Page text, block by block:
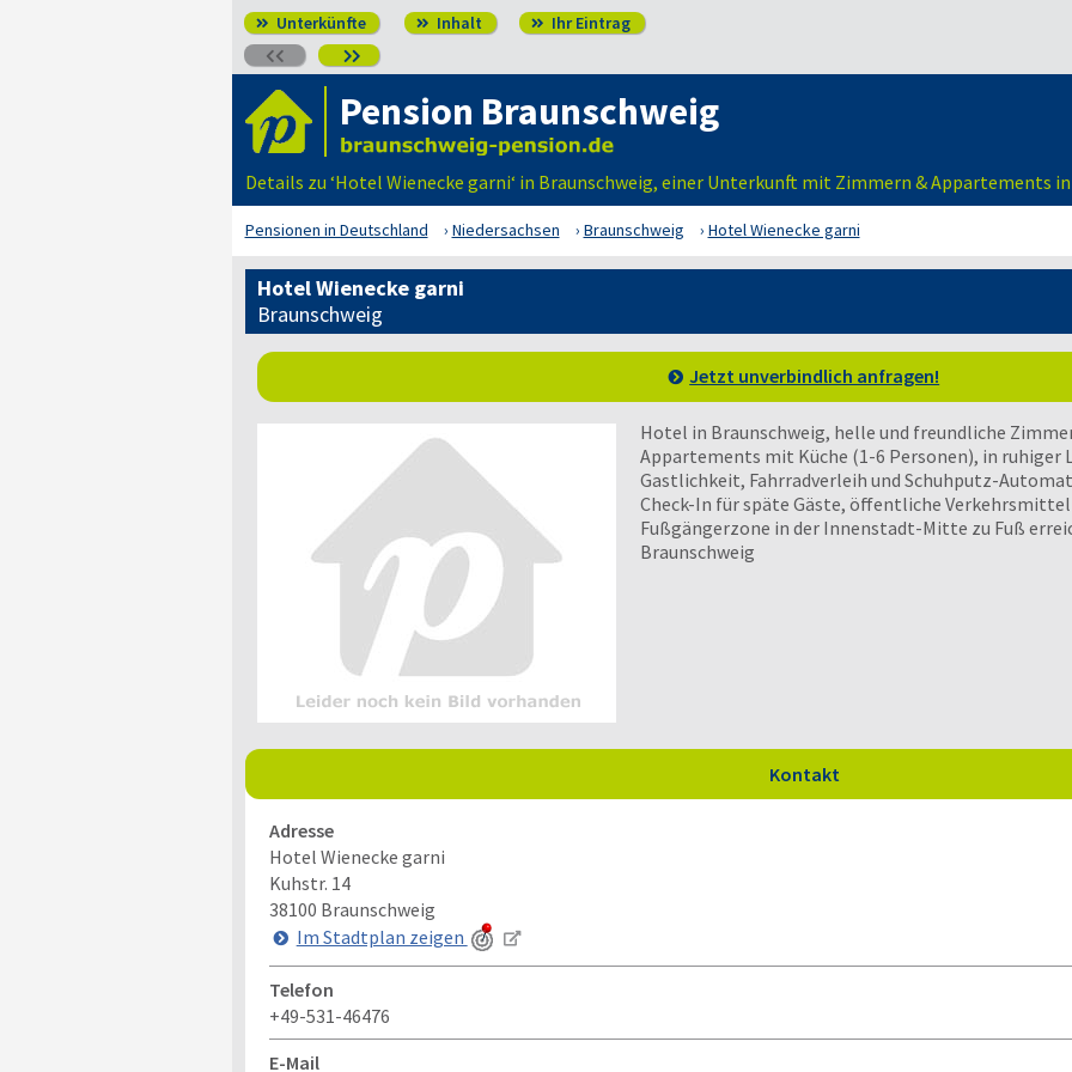
 Unterkünfte  Inhalt  Ihr Eintrag
 
Pension Braunschweig
Details zu ‘Hotel Wienecke garni‘ in Braunschweig, einer Unterkunft mit Zimmern & Appartements
Pensionen in Deutschland Niedersachsen Braunschweig Hotel Wienecke garni
Hotel Wienecke garni
Braunschweig
Jetzt unverbindlich anfragen!
Hotel in Braunschweig, helle und freundliche
Appartements mit Küche (1-6 Personen), in ruhiger
Gastlichkeit, Fahrradverleih und Schuhputz-
Check-In für späte Gäste, öffentliche
Fußgängerzone in der Innenstadt-Mitte zu Fuß
Braunschweig
Kontakt
Adresse
Hotel Wienecke garni
Kuhstr. 14
38100 Braunschweig
Im Stadtplan zeigen
Telefon
+49-531-46476
E-Mail